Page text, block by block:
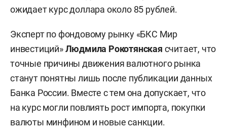
ожидает курс доллара около 85 рублей.
Эксперт по фондовому рынку «БКС Мир
инвестиций»Людмила Рокотянская считает, что
точные причины движения валютного рынка
станут понятны лишь после публикации данных
Банка России. Вместе с тем она допускает, что
на курс могли повлиять рост импорта, покупки
валюты минфином и новые санкции.